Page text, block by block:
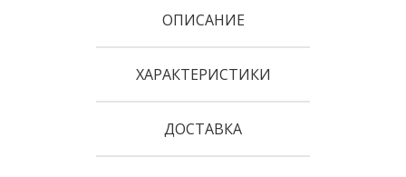
ОПИСАНИЕ
ХАРАКТЕРИСТИКИ
ДОСТАВКА